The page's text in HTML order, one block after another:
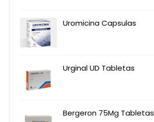
Uromicina Capsulas
Urginal UD Tabletas
Bergeron 75Mg Tabletas